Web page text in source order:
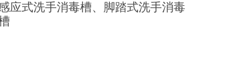
应式洗手消毒槽、脚踏式洗手消毒